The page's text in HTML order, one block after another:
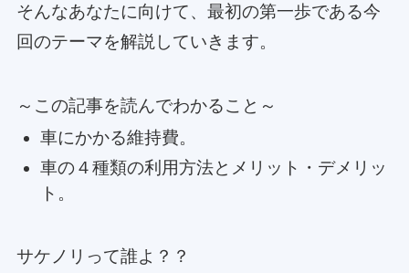
そんなあなたに向けて、最初の第一歩である今
回のテーマを解説していきます。
～この記事を読んでわかること～
車にかかる維持費。
車の４種類の利用方法とメリット・デメリッ
ト。
サケノリって誰よ？？